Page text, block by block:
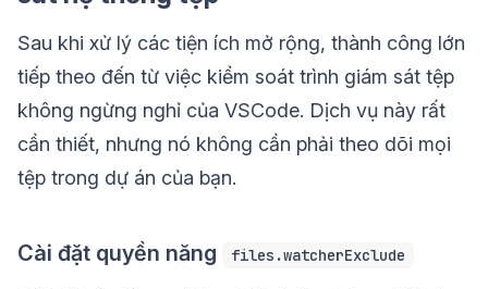
Sau khi xử lý các tiện ích mở rộng, thành công lớn
tiếp theo đến từ việc kiểm soát trình giám sát tệp
không ngừng nghỉ của VSCode. Dịch vụ này rất
cần thiết, nhưng nó không cần phải theo dõi mọi
tệp trong dự án của bạn.
Cài đặt quyền năng files.watcherExclude